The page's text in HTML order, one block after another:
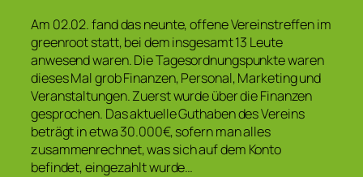
Am 02.02. fand das neunte, offene Vereinstreffen im
greenroot statt, bei dem insgesamt 13 Leute
anwesend waren. Die Tagesordnungspunkte waren
dieses Mal grob Finanzen, Personal, Marketing und
Veranstaltungen. Zuerst wurde über die Finanzen
gesprochen. Das aktuelle Guthaben des Vereins
beträgt in etwa 30.000€, sofern man alles
zusammenrechnet, was sich auf dem Konto
befindet, eingezahlt wurde…